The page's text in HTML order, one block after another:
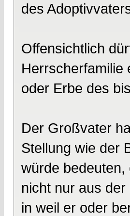
des
Offensichtlich
Herrscherfamilie
oder Erbe des
Der Großvater
Stellung wie der
würde
nicht nur aus
in weil er oder